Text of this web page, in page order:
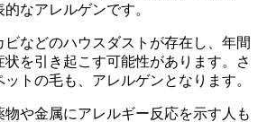
なアレルゲンです。
ビなどのハウスダスト が存在し、年間
を引き起こす可能性があります。さ
ットの毛も、アレルゲンとなります。
物や金属にアレルギー反応を示す人も